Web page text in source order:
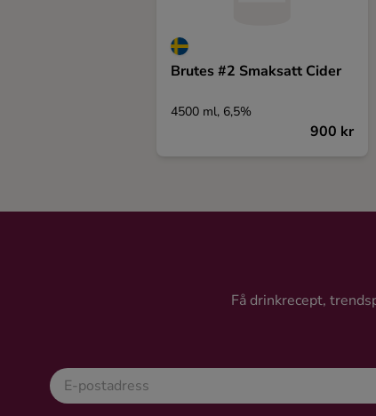
Brutes #2 Smaksatt Cider
4500 ml, 6,5%
900 kr
Få drinkrecept,